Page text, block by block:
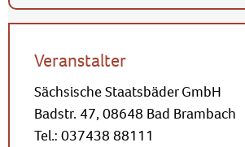
Veranstalter
Sächsische Staatsbäder GmbH
Badstr. 47, 08648 Bad Brambach
Tel.: 037438 88111